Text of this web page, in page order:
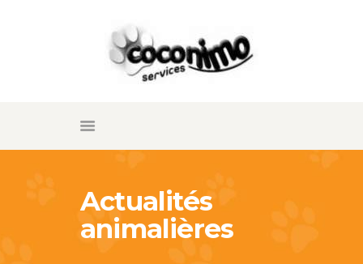
Actualités
animalières
coconimo services
PRESTATIONS
LA PRESSE EN PARLE